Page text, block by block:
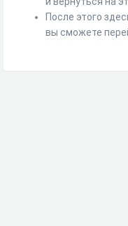
После этого
вы сможете